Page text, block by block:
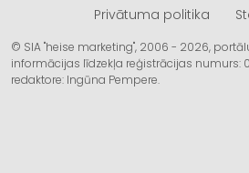
Privātuma politika
© SIA "heise marketing", 2006 - 2026,
informācijas līdzekļa reģistrācijas numurs:
redaktore: Ingūna Pempere.